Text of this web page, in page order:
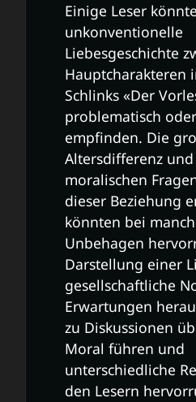
Einige Leser
unkonventionelle
Liebesgeschichte
Hauptcharakteren
Schlinks «Der
problematisch
empfinden. Die
Altersdifferenz
moralischen
dieser Beziehung
könnten bei
Unbehagen
Darstellung einer
gesellschaftliche
Erwartungen
zu Diskussionen
Moral führen und
unterschiedliche
den Lesern